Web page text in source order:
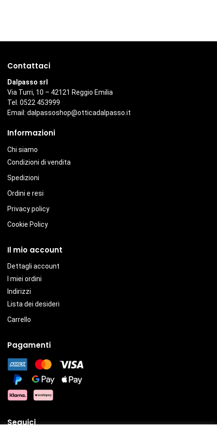
Contattaci
Dalpasso srl
Via Turri, 10 – 42121 Reggio Emilia
Tel. 0522 453999
Email: dalpassoshop@otticadalpasso.it
Informazioni
Chi siamo
Condizioni di vendita
Spedizioni
Ordini e resi
Privacy policy
Cookie Policy
Il mio account
Dettagli account
I miei ordini
Indirizzi
Lista dei desideri
Carrello
Pagamenti
Seguici